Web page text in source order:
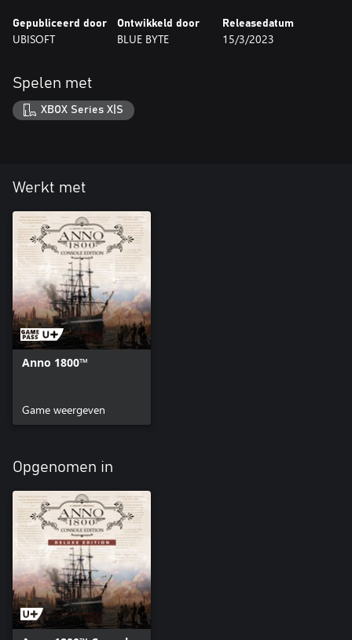
Gepubliceerd door
UBISOFT
Ontwikkeld door
BLUE BYTE
Releasedatum
15/3/2023
Spelen met
XBOX Series X|S
Werkt met
Anno 1800™
Game weergeven
Opgenomen in